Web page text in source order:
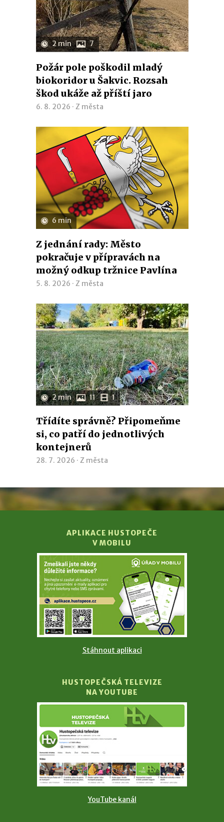
2 min 7
Požár pole poškodil mladý
biokoridor u Šakvic. Rozsah
škod ukáže až příští jaro
6. 8. 2026 · Z města
6 min
Z jednání rady: Město
pokračuje v přípravách na
možný odkup tržnice Pavlína
5. 8. 2026 · Z města
2 min 11 1
Třídíte správně? Připomeňme
si, co patří do jednotlivých
kontejnerů
28. 7. 2026 · Z města
APLIKACE HUSTOPEČE
V MOBILU
Stáhnout aplikaci
HUSTOPEČSKÁ TELEVIZE
NA YOUTUBE
YouTube kanál